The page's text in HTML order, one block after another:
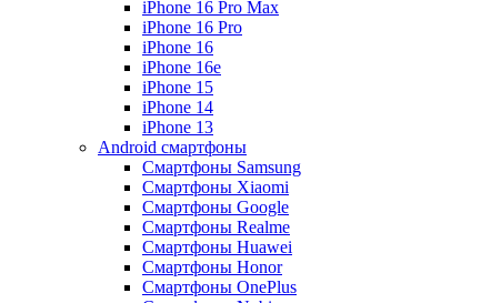
iPhone 16 Pro Max
iPhone 16 Pro
iPhone 16
iPhone 16e
iPhone 15
iPhone 14
iPhone 13
Android cмартфоны
Смартфоны Samsung
Смартфоны Xiaomi
Смартфоны Google
Смартфоны Realme
Смартфоны Huawei
Смартфоны Honor
Смартфоны OnePlus